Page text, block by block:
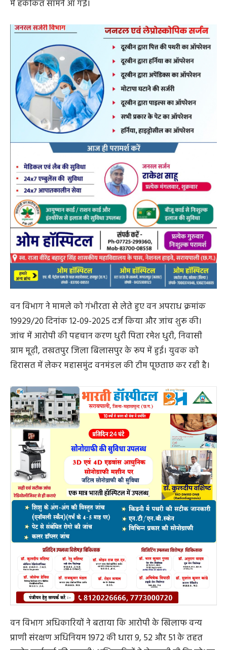
में हकीकत सामने आ गई।
वन विभाग ने मामले को गंभीरता से लेते हुए वन अपराध क्रमांक
19929/20 दिनांक 12-09-2025 दर्ज किया और जांच शुरू की।
जांच में आरोपी की पहचान करण धुरी पिता रमेश धुरी, निवासी
ग्राम मूढ़ी, तखतपुर जिला बिलासपुर के रूप में हुई। युवक को
हिरासत में लेकर महासमुंद वनमंडल की टीम पूछताछ कर रही है।